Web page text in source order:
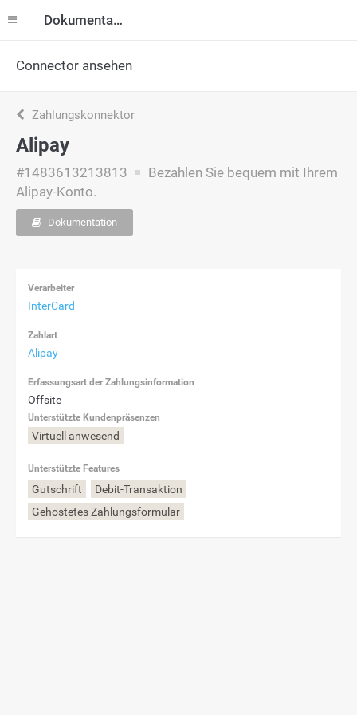
Dokumentation
Connector ansehen
Zahlungskonnektor
Alipay
#1483613213813
Bezahlen Sie bequem mit Ihrem
Alipay-Konto.
Dokumentation
Verarbeiter
InterCard
Zahlart
Alipay
Erfassungsart der Zahlungsinformation
Offsite
Unterstützte Kundenpräsenzen
Virtuell anwesend
Unterstützte Features
Gutschrift
Debit-Transaktion
Gehostetes Zahlungsformular